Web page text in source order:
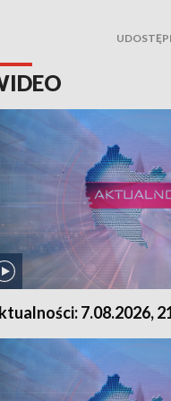
7.08.2026,